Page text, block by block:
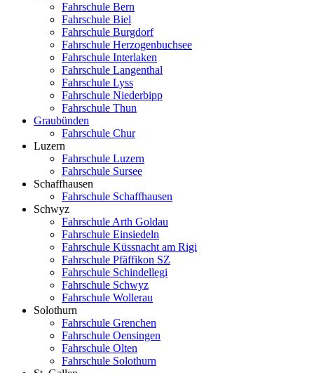
Fahrschule Bern
Fahrschule Biel
Fahrschule Burgdorf
Fahrschule Herzogenbuchsee
Fahrschule Interlaken
Fahrschule Langenthal
Fahrschule Lyss
Fahrschule Niederbipp
Fahrschule Thun
Graubünden
Fahrschule Chur
Luzern
Fahrschule Luzern
Fahrschule Sursee
Schaffhausen
Fahrschule Schaffhausen
Schwyz
Fahrschule Arth Goldau
Fahrschule Einsiedeln
Fahrschule Küssnacht am Rigi
Fahrschule Pfäffikon SZ
Fahrschule Schindellegi
Fahrschule Schwyz
Fahrschule Wollerau
Solothurn
Fahrschule Grenchen
Fahrschule Oensingen
Fahrschule Olten
Fahrschule Solothurn